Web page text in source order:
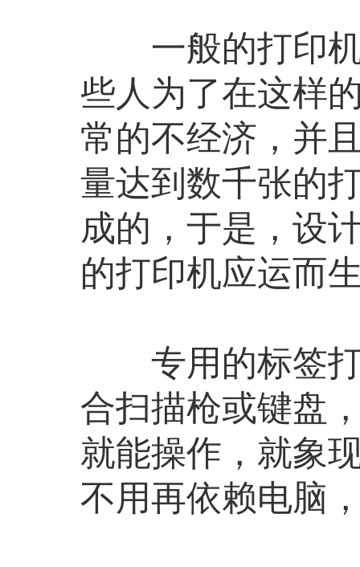
一般的打印机
些人为了在这样
常的不经济，并
量达到数千张的
成的，于是，设
的打印机应运而
专用的标签打
合扫描枪或键盘
就能操作，就象
不用再依赖电脑